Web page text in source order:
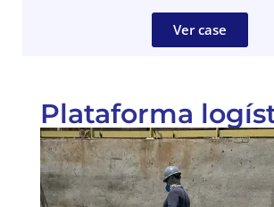
Ver case
Plataforma